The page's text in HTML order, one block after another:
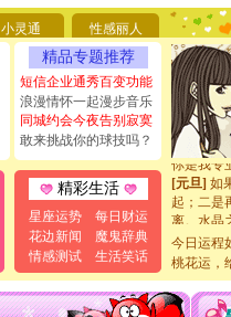
小灵通 性感丽人
精品专题推荐
短信企业通秀百变功能
浪漫情怀一起漫步音乐
同城约会今夜告别寂寞
敢来挑战你的球技吗？
精彩生活
星座运势
每日财运
花边新闻
魔鬼辞典
情感测试
生活笑话
要平安！
[圣诞节]
能正大光
天都要快
[圣诞节]
如意,快
[元旦]看
断电。爱
你是我专
[元旦] 如
起；二是
离。水晶
[元旦]
当
泣，这
卖了。水
[春节]风
颜！冬去
今日运程
桃花运，